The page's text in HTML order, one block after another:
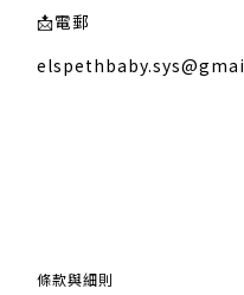
📩電郵
條款與細則